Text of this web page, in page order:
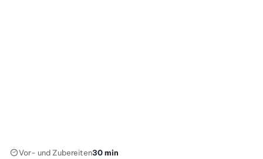
Vor- und Zubereiten30 min